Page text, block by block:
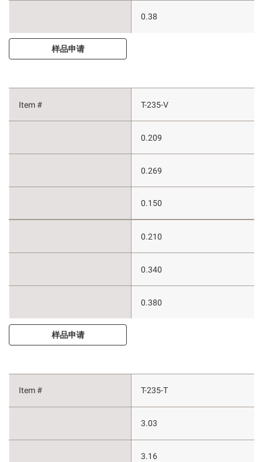
0.38
样品申请
T-235-V
0.209
0.269
0.150
0.210
0.340
0.380
样品申请
T-235-T
3.03
3.16